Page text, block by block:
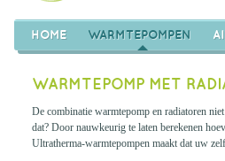
HOME WARMTEPOMPEN
WARMTEPOMP MET
De combinatie warmtepomp en radiatoren
dat? Door nauwkeurig te laten berekenen
Ultratherma-warmtepompen maakt dat uw